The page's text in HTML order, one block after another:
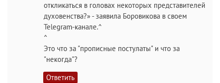
откликаться в головах некоторых представителей
духовенства?» - заявила Боровикова в своем
Telegram-канале.^
^
Это что за "прописные постулаты" и что за
"некогда"?
Ответить